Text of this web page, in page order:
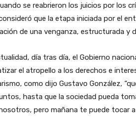
se reabrieron los juicios por los
que la etapa iniciada por el
de una venganza, estructurada y
día tras día, el Gobierno
el atropello a los derechos e
como dijo Gustavo González,
hasta que la sociedad pueda
pero mañana te puede tocar a